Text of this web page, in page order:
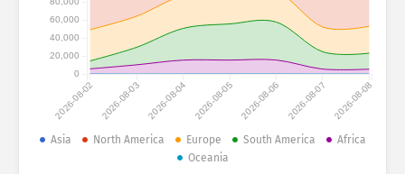
Estatísticas de ataque: dispositivos
Conjunto de dados
Agrupar por
2026-08-02 2026-08-03 2026-08-04 2026-08-05 2026-08-06 2026-08-07 2026-08-08
0
20,000
40,000
60,000
Asia North America Europe South America
Africa
Oceania